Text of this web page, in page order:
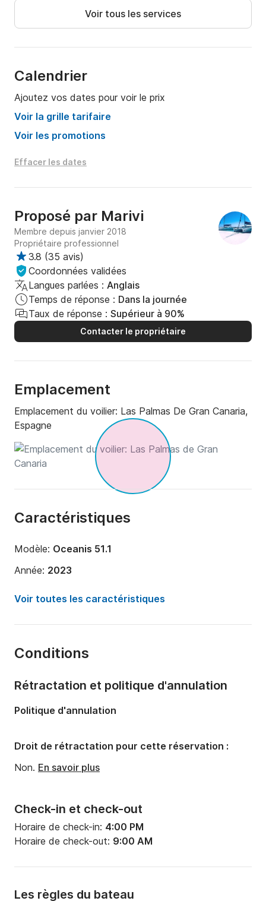
Voir tous les services
Calendrier
Ajoutez vos dates pour voir le prix
Voir la grille tarifaire
Voir les promotions
Effacer les dates
Proposé par Marivi
Membre depuis janvier 2018
Propriétaire professionnel
3.8 (35 avis)
Coordonnées validées
Langues parlées : Anglais
Temps de réponse : Dans la journée
Taux de réponse : Supérieur à 90%
Contacter le propriétaire
Emplacement
Emplacement du voilier: Las Palmas De Gran Canaria,
Espagne
Caractéristiques
Modèle: Oceanis 51.1
Année: 2023
Capacité à bord:
10 personnes
Nombre de salles de bains:
Longueur:
Voir toutes les caractéristiques
Conditions
Check-in et check-out
Horaire de check-in: 4:00 PM
Horaire de check-out: 9:00 AM
Les règles du bateau
Rétractation et politique d'annulation
Politique d'annulation
Droit de rétractation pour cette réservation :
Non. En savoir plus